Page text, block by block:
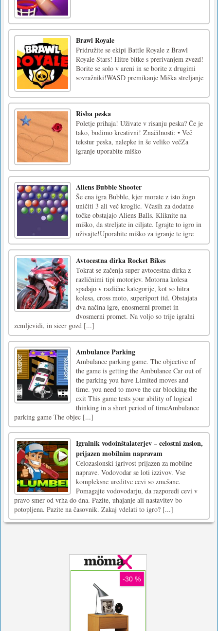
Brawl Royale
Pridružite se ekipi Battle Royale z Brawl
Royale Stars! Hitre bitke s prerivanjem zvezd!
Borite se solo v areni in se borite z drugimi
sovražniki!WASD premikanje Miška streljanje
Risba peska
Poletje prihaja! Uživate v risanju peska? Če je
tako, bodimo kreativni! Značilnosti: • Več
tekstur peska, nalepke in še veliko večZa
igranje uporabite miško
Aliens Bubble Shooter
Še ena igra Bubble, kjer morate z isto žogo
uničiti 3 ali več kroglic. Včasih za dodatne
točke obstajajo Aliens Balls. Kliknite na
miško, da streljate in ciljate. Igrajte to igro in
uživajte!Uporabite miško za igranje te igre
Avtocestna dirka Rocket Bikes
Tokrat se začenja super avtocestna dirka z
različnimi tipi motorjev. Motorna kolesa
spadajo v različne kategorije, kot so hitra
kolesa, cross moto, superšport itd. Obstajata
dva načina igre, enosmerni promet in
dvosmerni promet. Na voljo so trije igralni
zemljevidi, in sicer gozd [...]
Ambulance Parking
Ambulance parking game. The objective of
the game is getting the Ambulance Car out of
the parking you have Limited moves and
time. you need to move the car blocking the
exit This game tests your ability of logical
thinking in a short period of timeAmbulance
parking game The objec [...]
Igralnik vodoinštalaterjev – celostni zaslon,
prijazen mobilnim napravam
Celozaslonski igrivost prijazen za mobilne
naprave. Vodovodar se loti izzivov. Vse
kompleksne ureditve cevi so zmešane.
Pomagajte vodovodarju, da razporedi cevi v
pravo smer od vrha do dna. Pazite, uhajanje ali nastavitev bo
potopljena. Pazite na časovnik. Zakaj vdelati to igro? [...]